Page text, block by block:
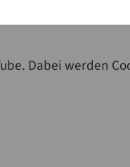
Dabei werden